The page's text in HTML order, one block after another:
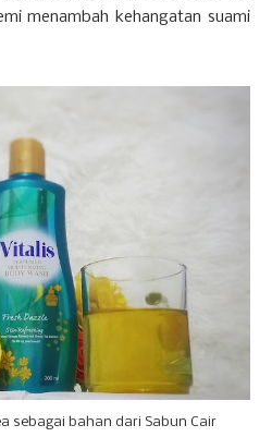
menambah kehangatan suami
sebagai bahan dari Sabun Cair